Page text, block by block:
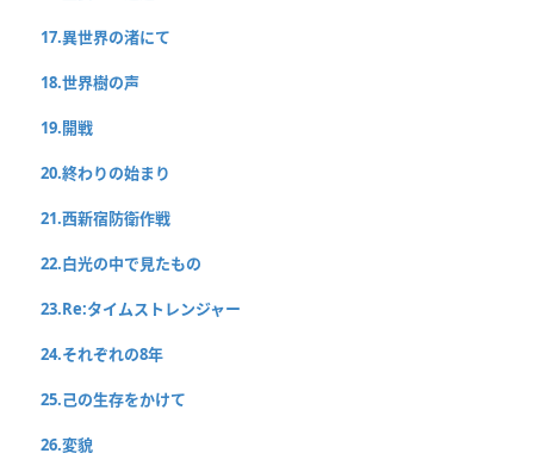
17.異世界の渚にて
18.世界樹の声
19.開戦
20.終わりの始まり
21.西新宿防衛作戦
22.白光の中で見たもの
23.Re:タイムストレンジャー
24.それぞれの8年
25.己の生存をかけて
26.変貌